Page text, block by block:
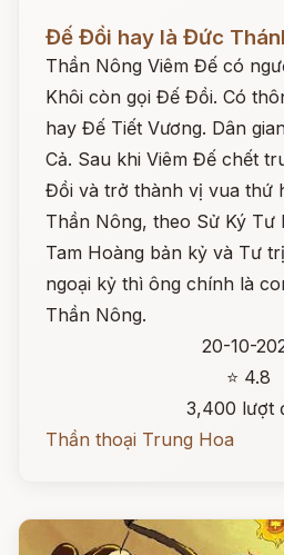
Đọc ngay
Đế Đồi hay là Đức
Thần Nông Viêm Đế có
Khôi còn gọi Đế Đồi. Có
hay Đế Tiết Vương. Dân
Cả. Sau khi Viêm Đế chết
Đồi và trở thành vị vua thứ
Thần Nông, theo Sử Ký Tư
Tam Hoàng bản kỷ và Tư
ngoại kỷ thì ông chính là
Thần Nông.
20-10-
⭐ 4.8
3,400 lượt
Thần thoại Trung Hoa